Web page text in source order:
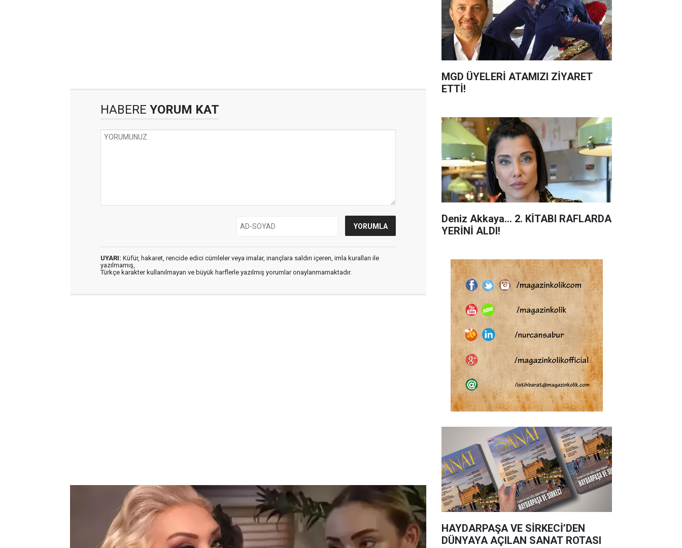
HABERE YORUM KAT
UYARI: Küfür, hakaret, rencide edici cümleler veya imalar, inançlara saldırı içeren, imla kuralları ile
yazılmamış,
Türkçe karakter kullanılmayan ve büyük harflerle yazılmış yorumlar onaylanmamaktadır.
MGD ÜYELERİ ATAMIZI ZİYARET
ETTİ!
Deniz Akkaya... 2. KİTABI RAFLARDA
YERİNİ ALDI!
HAYDARPAŞA VE SİRKECİ’DEN
DÜNYAYA AÇILAN SANAT ROTASI